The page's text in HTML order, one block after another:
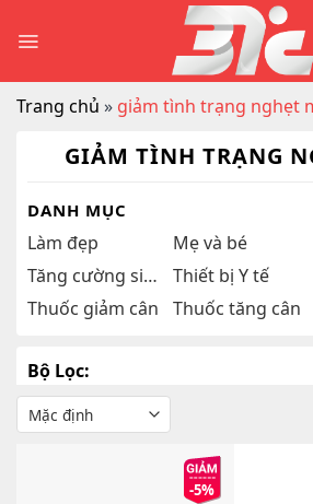
Trang chủ » giảm tình trạng nghẹt
GIẢM TÌNH TRẠNG
DANH MỤC
Làm đẹp Mẹ và bé
Tăng cường sinh lý
Thiết bị Y tế
Thuốc giảm cân
Thuốc tăng cân
Bộ Lọc:
-5%